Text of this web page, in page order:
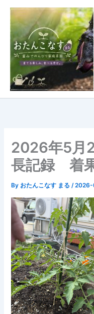
2026年5
長記録 着
By おたんこなす まる/